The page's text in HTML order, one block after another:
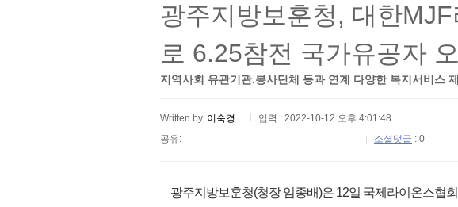
광주지방보훈청, 대한
로 6.25참전 국가유공자
지역사회 유관기관.봉사단체 등과 연계 다양한 복지서비스
Written by. 이숙경
입력 : 2022-10-12 오후 4:01:48
공유:
소셜댓글 : 0
광주지방보훈청(청장 임종배)은 12일 국제라이온스협